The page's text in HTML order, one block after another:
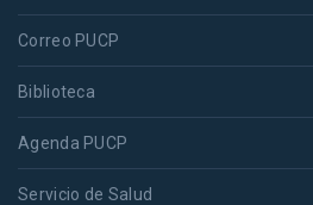
Correo PUCP
Biblioteca
Agenda PUCP
Servicio de Salud